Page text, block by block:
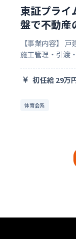
東証プライ
盤で不動産
【事業内容】
施工管理・引渡・アフター対
基盤のある成長
スグループに所
初任給 29万
体育会系